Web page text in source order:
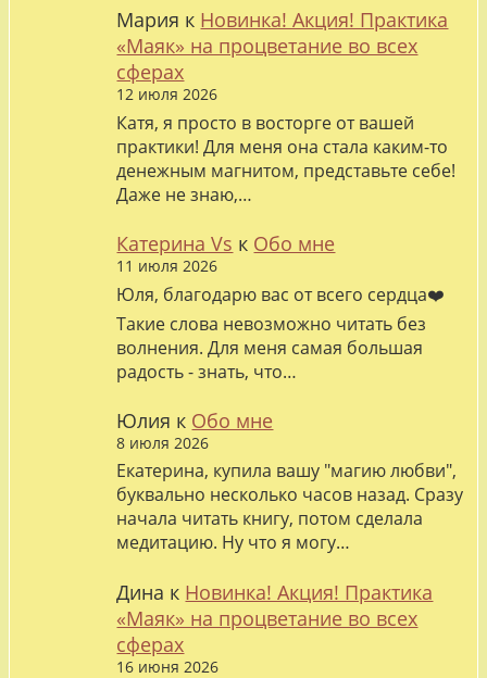
Мария к Новинка! Акция! Практика
«Маяк» на процветание во всех
сферах
12 июля 2026
Катя, я просто в восторге от вашей
практики! Для меня она стала каким-то
денежным магнитом, представьте себе!
Даже не знаю,…
Катерина Vs к Обо мне
11 июля 2026
Юля, благодарю вас от всего сердца❤️
Такие слова невозможно читать без
волнения. Для меня самая большая
радость - знать, что…
Юлия к Обо мне
8 июля 2026
Екатерина, купила вашу "магию любви",
буквально несколько часов назад. Сразу
начала читать книгу, потом сделала
медитацию. Ну что я могу…
Дина к Новинка! Акция! Практика
«Маяк» на процветание во всех
сферах
16 июня 2026